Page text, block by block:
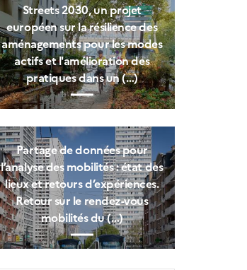
Streets 2030, un projet
européen sur la résilience des
aménagements pour les modes
actifs et l'amélioration des
pratiques dans un (…)
Partage de données pour
l’analyse des mobilités : état des
lieux et retours d’expériences.
Retour sur le rendez-vous
mobilités du (…)